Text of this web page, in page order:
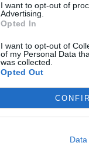
I want to opt-out of
Advertising.
Opted In
I want to opt-out of
of my Personal Data
was collected.
Opted Out